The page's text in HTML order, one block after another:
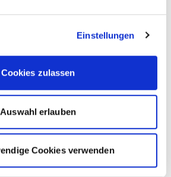
Einstellungen
Cookies zulassen
Auswahl erlauben
Cookies verwenden